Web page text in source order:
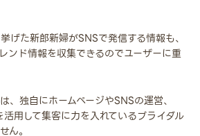
げた新郎新婦がSNSで発信する情報も、
ンド情報を収集できるのでユーザーに重
、独自にホームページやSNSの運営、
用して集客に力を入れているブライダル
ん。